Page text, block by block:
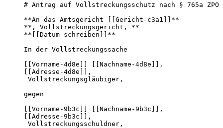
# Antrag auf Vollstreckungsschutz nach § 765a ZPO
**An das Amtsgericht [[Gericht-c3a1]]**
**, Vollstreckungsgericht, **
**[[Datum-schreiben]]**
In der Vollstreckungssache
[[Vorname-4d8e]] [[Nachname-4d8e]],
[[Adresse-4d8e]],
Vollstreckungsgläubiger,
gegen
[[Vorname-9b3c]] [[Nachname-9b3c]],
[[Adresse-9b3c]],
Vollstreckungsschuldner,